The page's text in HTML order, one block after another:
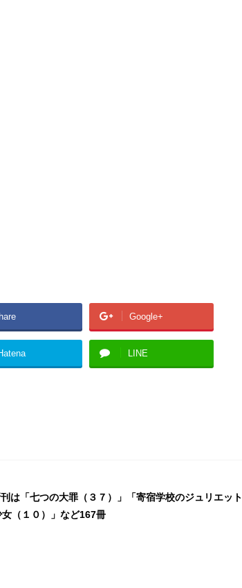
Google+
LINE
は「七つの大罪（３７）」「寄宿学校のジュリエット
女（１０）」など167冊